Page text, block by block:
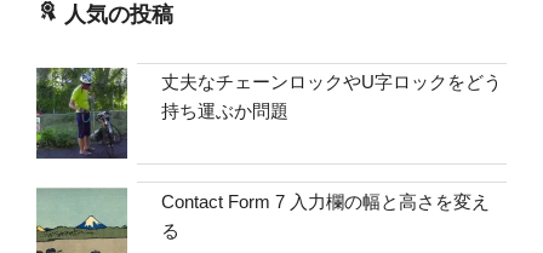
人気の投稿
丈夫なチェーンロックやU字ロックをどう
持ち運ぶか問題
Contact Form 7 入力欄の幅と高さを変え
る